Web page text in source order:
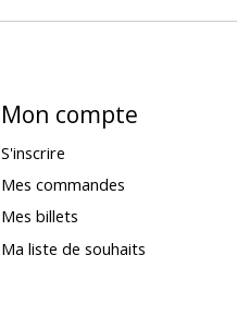
Mon compte
S'inscrire
Mes commandes
Mes billets
Ma liste de souhaits